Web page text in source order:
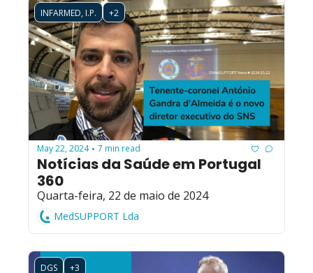
INFARMED, I.P. +2
May 22, 2024 • 7 min read
Notícias da Saúde em Portugal
360
Quarta-feira, 22 de maio de 2024
MedSUPPORT Lda
DGS +3